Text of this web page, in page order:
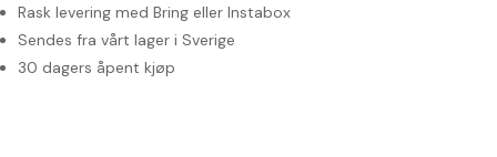
Rask levering med Bring eller Instabox
Sendes fra vårt lager i Sverige
30 dagers åpent kjøp